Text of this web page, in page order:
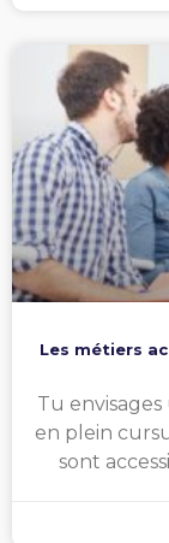
Les métiers
Tu
en plein
sont